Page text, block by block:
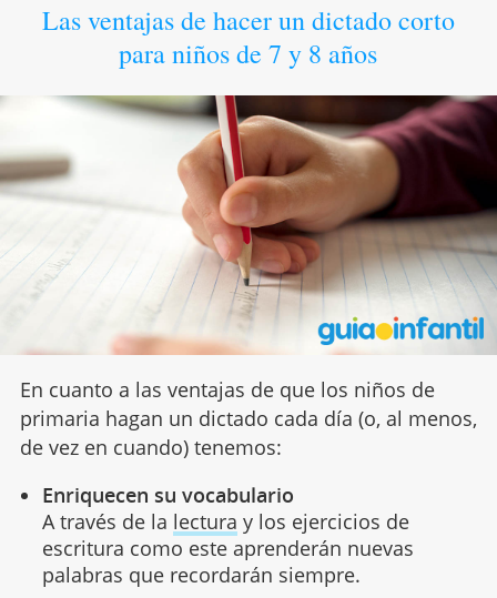
Las ventajas de hacer un dictado corto
para niños de 7 y 8 años
En cuanto a las ventajas de que los niños de
primaria hagan un dictado cada día (o, al menos,
de vez en cuando) tenemos:
Enriquecen su vocabulario
A través de la lectura y los ejercicios de
escritura como este aprenderán nuevas
palabras que recordarán siempre.